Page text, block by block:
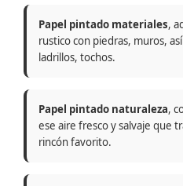
Papel pintado materiales,
rustico con piedras, muros,
ladrillos, tochos.
Papel pintado naturaleza,
ese aire fresco y salvaje que
rincón favorito.